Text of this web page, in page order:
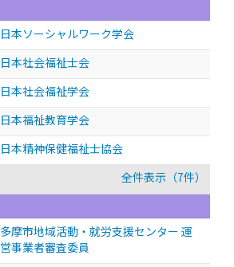
日本ソーシャルワーク学会
日本社会福祉士会
日本社会福祉学会
日本福祉教育学会
日本精神保健福祉士協会
全件表示（7件）
多摩市地域活動・就労支援センター 運
営事業者審査委員